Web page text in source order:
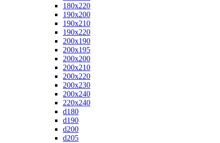
180x220
190x200
190x210
190x220
200x190
200x195
200x200
200x210
200x220
200x230
200x240
220x240
d180
d190
d200
d205